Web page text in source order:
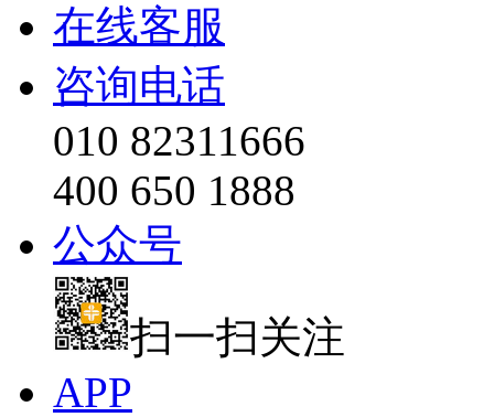
在线客服
咨询电话
010 82311666
400 650 1888
公众号
扫一扫关注
APP